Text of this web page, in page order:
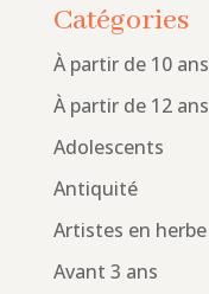
Catégories
À partir de 10 ans
À partir de 12 ans
Adolescents
Antiquité
Artistes en herbe
Avant 3 ans